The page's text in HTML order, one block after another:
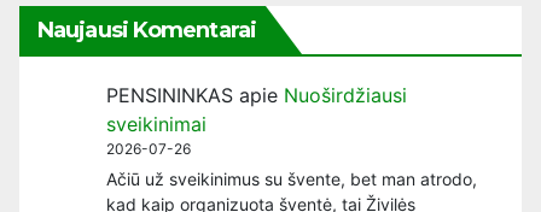
Naujausi Komentarai
PENSININKAS apie Nuoširdžiausi
sveikinimai
2026-07-26
Ačiū už sveikinimus su švente, bet man atrodo,
kad kaip organizuota šventė, tai Živilės